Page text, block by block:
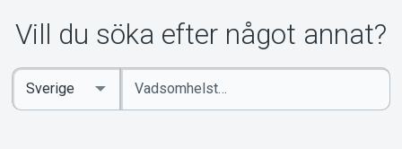
Vill du söka efter något annat?
Ange
sökord
Select
Country